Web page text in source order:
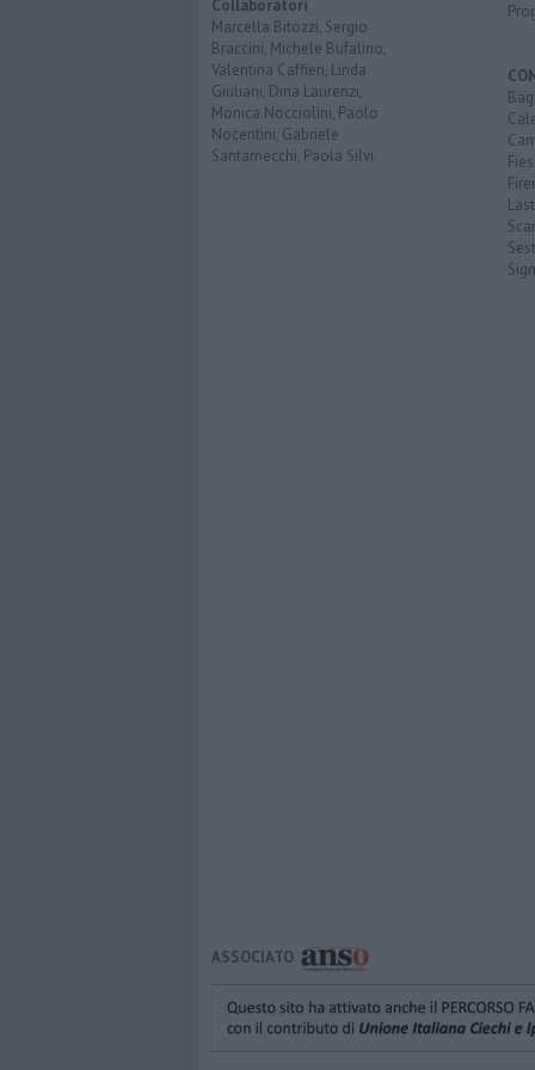
Collaboratori
Marcella Bitozzi, Sergio
Braccini, Michele Bufalino,
Valentina Caffieri, Linda
Giuliani, Dina Laurenzi,
Monica Nocciolini, Paolo
Nocentini, Gabriele
Santarnecchi, Paola Silvi.
ASSOCIATO